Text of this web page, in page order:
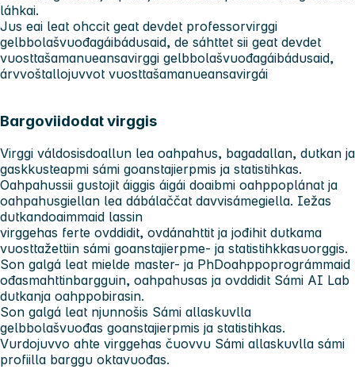
láhkai.
Jus eai leat ohccit geat devdet professorvirggi
gelbbolašvuođagáibádusaid, de sáhttet sii geat devdet
vuosttašamanueansavirggi gelbbolašvuođagáibádusaid,
árvvoštallojuvvot vuosttašamanueansavirgái
Bargoviidodat virggis
Virggi váldosisdoallun lea oahpahus, bagadallan, dutkan ja
gaskkusteapmi sámi goanstajierpmis ja statistihkas.
Oahpahussii gustojit áiggis áigái doaibmi oahppoplánat ja
oahpahusgiellan lea dábálaččat davvisámegiella. Iežas
dutkandoaimmaid lassin
virggehas ferte ovddidit, ovdánahttit ja jođihit dutkama
vuosttažettiin sámi goanstajierpme- ja statistihkkasuorggis.
Son galgá leat mielde master- ja PhDoahppoprográmmaid
ođasmahttinbargguin, oahpahusas ja ovddidit Sámi AI Lab
dutkanja oahppobirasin.
Son galgá leat njunnošis Sámi allaskuvlla
gelbbolašvuođas goanstajierpmis ja statistihkas.
Vurdojuvvo ahte virggehas čuovvu Sámi allaskuvlla sámi
profiilla barggu oktavuođas.